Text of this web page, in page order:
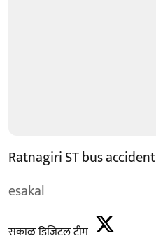
Ratnagiri ST bus accident
esakal
सकाळ डिजिटल टीम